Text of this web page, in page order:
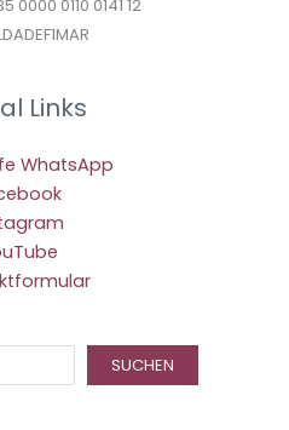
0000 0110 0141 12
Links
WhatsApp
SUCHEN